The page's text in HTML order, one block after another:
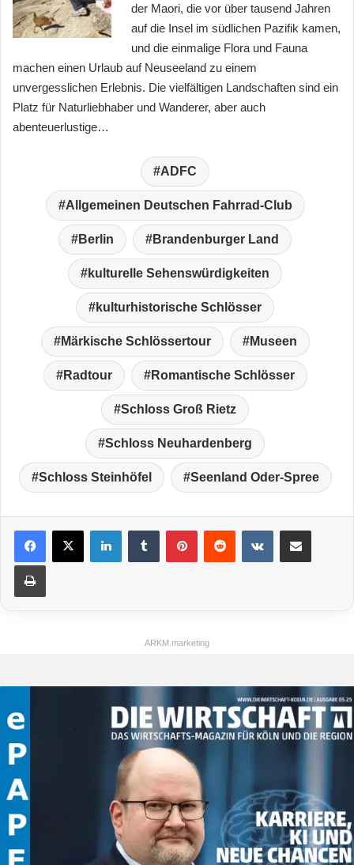
der Maori, die vor über tausend Jahren
auf die Insel im südlichen Pazifik kamen,
und die einmalige Flora und Fauna
machen einen Urlaub auf Neuseeland zu einem
unvergesslichen Erlebnis. Die vielfältigen Landschaften sind ein
Platz für Naturliebhaber und Wanderer, aber auch
abenteuerlustige…
ADFC
Allgemeinen Deutschen Fahrrad-Club
Berlin Brandenburger Land
kulturelle Sehenswürdigkeiten
kulturhistorische Schlösser
Märkische Schlössertour Museen
Radtour Romantische Schlösser
Schloss Groß Rietz
Schloss Neuhardenberg
Schloss Steinhöfel Seenland Oder-Spree
ARKM.marketing